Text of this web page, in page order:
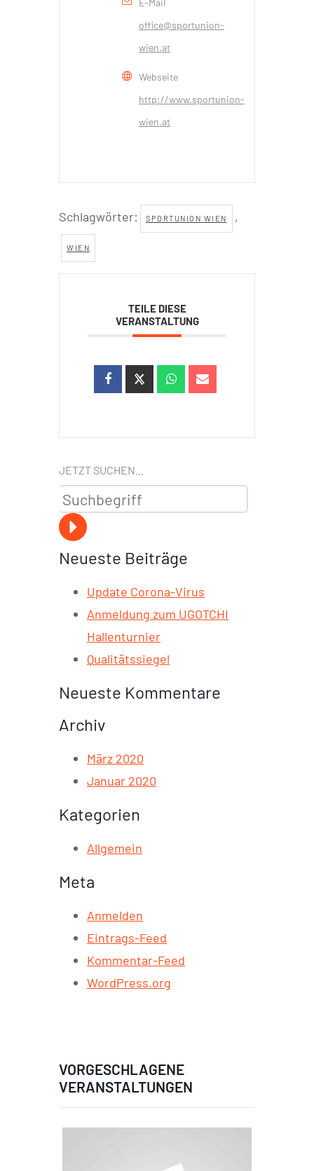
E-Mail
office@sportunion-
wien.at
Webseite
http://www.sportunion-
wien.at
Schlagwörter: SPORTUNION WIEN ,
WIEN
TEILE DIESE
VERANSTALTUNG
JETZT SUCHEN...
Neueste Beiträge
Update Corona-Virus
Anmeldung zum UGOTCHI
Hallenturnier
Qualitätssiegel
Neueste Kommentare
Archiv
März 2020
Januar 2020
Kategorien
Allgemein
Meta
Anmelden
Eintrags-Feed
Kommentar-Feed
WordPress.org
VORGESCHLAGENE
VERANSTALTUNGEN